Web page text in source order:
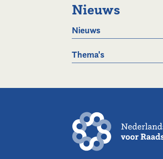
Nieuws
Nieuws
Thema's